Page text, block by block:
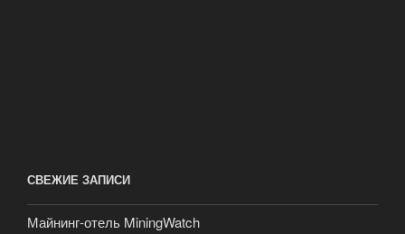
СВЕЖИЕ ЗАПИСИ
Майнинг-отель MiningWatch